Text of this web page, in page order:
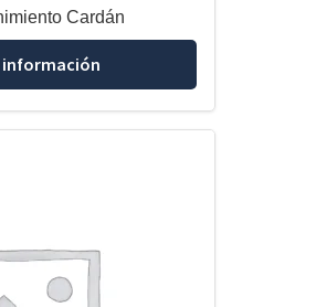
Cardán
información